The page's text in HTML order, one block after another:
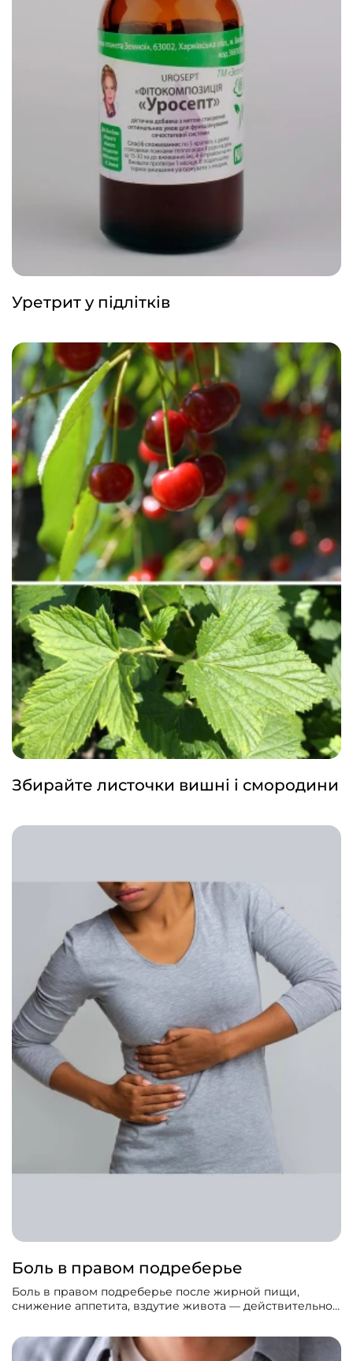
Уретрит у підлітків
Збирайте листочки вишні і смородини
Боль в правом подреберье
Боль в правом подреберье после жирной пищи,
снижение аппетита, вздутие живота — действительно
желчеотделением, даже если результаты стандартного
УЗИ и анализов пока «чистые».